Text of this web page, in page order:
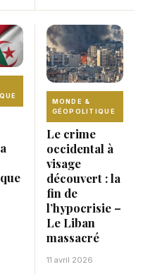
MONDE &
GÉOPOLITIQUE
Le crime
occidental à
visage
découvert : la
fin de
l’hypocrisie –
Le Liban
massacré
11 avril 2026